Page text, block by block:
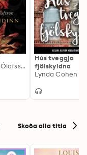
Ólafur Jóhann Ólafsson
Hús tveggja
fjölskyldna
Lynda Cohen
Skoða alla titla